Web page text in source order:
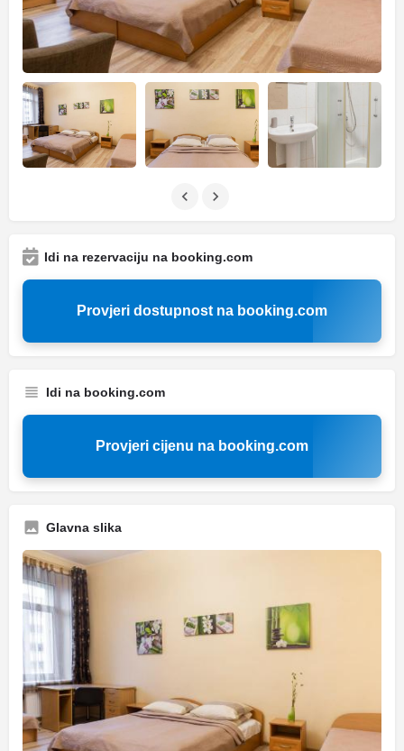
Idi na rezervaciju na booking.com
Provjeri dostupnost na booking.com
Idi na booking.com
Provjeri cijenu na booking.com
Glavna slika